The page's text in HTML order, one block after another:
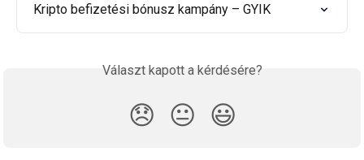
Kripto befizetési bónusz kampány – GYIK
Választ kapott a kérdésére?
😞 😐 😃